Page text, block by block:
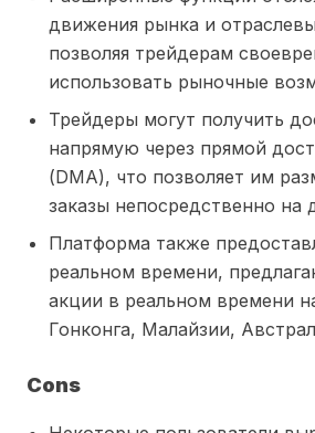
движения рынка и
позволяя трейдерам
использовать рыночные
Трейдеры могут получить
напрямую через прямой
(DMA), что позволяет им
заказы непосредственно на
Платформа также
реальном времени,
акции в реальном времени
Гонконга, Малайзии,
Cons